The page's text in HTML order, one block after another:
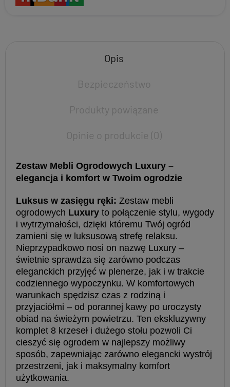
Opis
Bezpieczeństwo
Produkty powiązane
Opinie o produkcie (0)
Zestaw Mebli Ogrodowych Luxury –
elegancja i komfort w Twoim ogrodzie
Luksus w zasięgu ręki: Zestaw mebli
ogrodowych Luxury to połączenie stylu, wygody
i wytrzymałości, dzięki któremu Twój ogród
zamieni się w luksusową strefę relaksu.
Nieprzypadkowo nosi on nazwę Luxury –
świetnie sprawdza się zarówno podczas
eleganckich przyjęć w plenerze, jak i w trakcie
codziennego wypoczynku. W komfortowych
warunkach spędzisz czas z rodziną i
przyjaciółmi – od porannej kawy po uroczysty
obiad na świeżym powietrzu. Ten ekskluzywny
komplet 8 krzeseł i dużego stołu pozwoli Ci
cieszyć się ogrodem w najlepszy możliwy
sposób, zapewniając zarówno elegancki wystrój
przestrzeni, jak i maksymalny komfort
użytkowania.